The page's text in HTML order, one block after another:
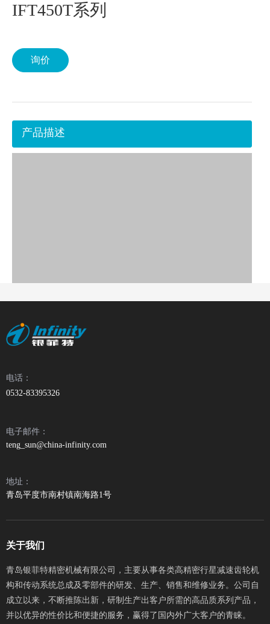
IFT450T系列
询价
产品描述
电话：
0532-83395326
电子邮件：
teng_sun@china-infinity.com
地址：
青岛平度市南村镇南海路1号
关于我们
青岛银菲特精密机械有限公司，主要从事各类高精密行星减速齿轮机
构和传动系统总成及零部件的研发、生产、销售和维修业务。 公司自
成立以来，不断推陈出新，研制生产出客户所需的高品质系列产品，
并以优异的性价比和便捷的服务，赢得了国内外广大客户的青睐。​​​​​​​